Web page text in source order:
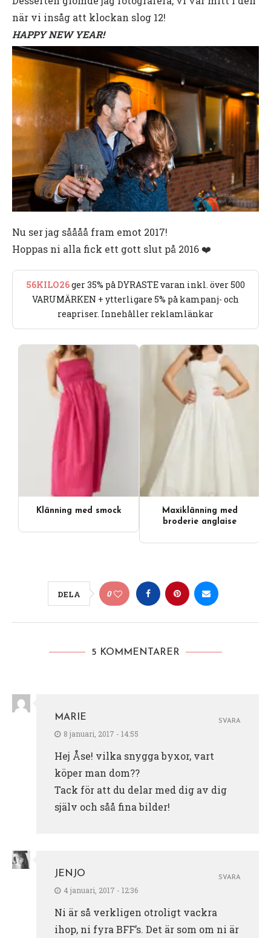
när vi insåg att klockan slog 12!
HAPPY NEW YEAR!
Nu ser jag såååå fram emot 2017!
Hoppas ni alla fick ett gott slut på 2016 ❤️
56KILO26ger 35% på DYRASTE varan inkl. över 500
VARUMÄRKEN + ytterligare 5% på kampanj- och
reapriser. Innehåller reklamlänkar
Klänning med smock
Maxiklänning med
broderie anglaise
DELA 0
5 KOMMENTARER
MARIE
8 januari, 2017 - 14:55
Hej Åse! vilka snygga byxor, vart
köper man dom??
Tack för att du delar med dig av dig
själv och såå fina bilder!
SVARA
JENJO
4 januari, 2017 - 12:36
Ni är så verkligen otroligt vackra
ihop, ni fyra BFF’s. Det är som om ni är
SVARA